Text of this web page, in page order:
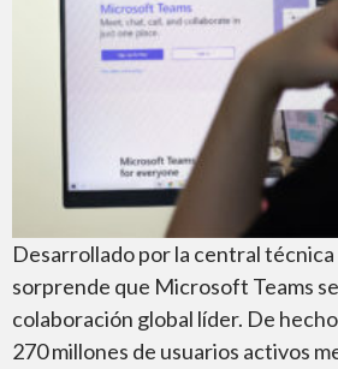
Google Meet
Cisco Webex
Desarrollado por la central
sorprende que Microsoft Teams
colaboración global líder. De
270 millones de usuarios activos